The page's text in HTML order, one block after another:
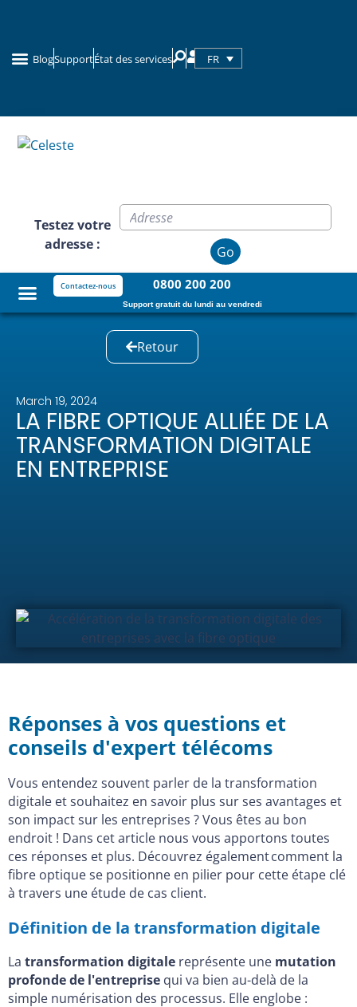
BlogSupportÉtat des services FR
Testez votre
adresse :
Go
Contactez-nous 0800 200 200
Support gratuit du lundi au vendredi
Retour
March 19, 2024
LA FIBRE OPTIQUE ALLIÉE DE LA
TRANSFORMATION DIGITALE
EN ENTREPRISE
Réponses à vos questions et
conseils d'expert télécoms
Vous entendez souvent parler de la transformation
digitale et souhaitez en savoir plus sur ses avantages et
son impact sur les entreprises ? Vous êtes au bon
endroit ! Dans cet article nous vous apportons toutes
ces réponses et plus. Découvrez également comment la
fibre optique se positionne en pilier pour cette étape clé
à travers une étude de cas client.
Définition de la transformation digitale
La transformation digitale représente une mutation
profonde de l'entreprise qui va bien au-delà de la
simple numérisation des processus. Elle englobe :